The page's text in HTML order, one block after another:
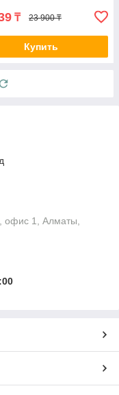
₸ 23 900 ₸
Купить
офис 1, Алматы,